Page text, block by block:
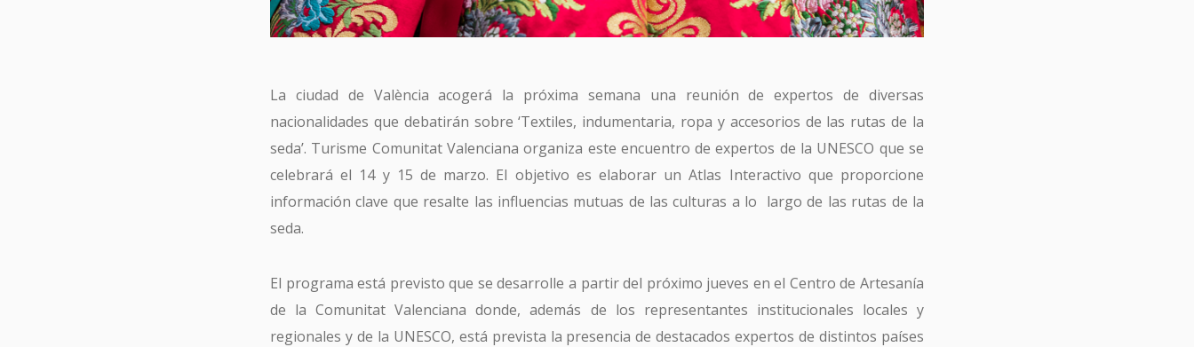
La ciudad de València acogerá la próxima semana una reunión de expertos de diversas
nacionalidades que debatirán sobre ‘Textiles, indumentaria, ropa y accesorios de las rutas de la
seda’. Turisme Comunitat Valenciana organiza este encuentro de expertos de la UNESCO que se
celebrará el 14 y 15 de marzo. El objetivo es elaborar un Atlas Interactivo que proporcione
información clave que resalte las influencias mutuas de las culturas a lo largo de las rutas de la
seda.
El programa está previsto que se desarrolle a partir del próximo jueves en el Centro de Artesanía
de la Comunitat Valenciana donde, además de los representantes institucionales locales y
regionales y de la UNESCO, está prevista la presencia de destacados expertos de distintos países